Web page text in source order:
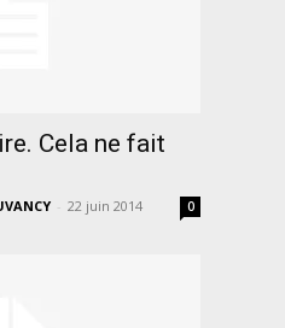
Cela ne fait
- 22 juin 2014 0